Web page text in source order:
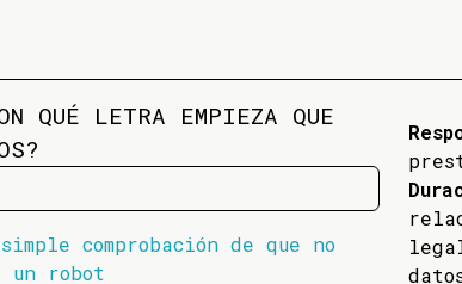
QUÉ LETRA EMPIEZA QUE
comprobación de que no
un robot